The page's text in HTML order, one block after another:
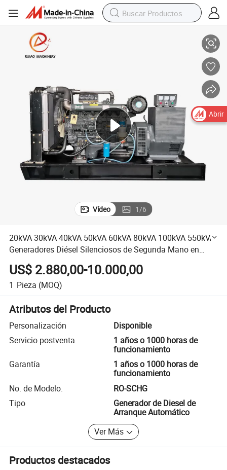
Vídeo 1/6
20kVA 30kVA 40kVA 50kVA 60kVA 80kVA 100kVA 550kVA
Generadores Diésel Silenciosos de Segunda Mano en
Venta
US$ 2.880,00-10.000,00
1 Pieza (MOQ)
Atributos del Producto
Personalización
Disponible
Servicio postventa
1 años o 1000 horas de
funcionamiento
Garantía
1 años o 1000 horas de
funcionamiento
No. de Modelo.
RO-SCHG
Tipo
Generador de Diesel de
Arranque Automático
Ver Más
Productos destacados
Abrir